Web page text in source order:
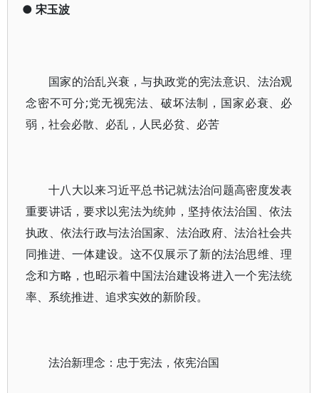
● 宋玉波
国家的治乱兴衰，与执政党的宪法意识、法治观
念密不可分;党无视宪法、破坏法制，国家必衰、必
弱，社会必散、必乱，人民必贫、必苦
十八大以来习近平总书记就法治问题高密度发表
重要讲话，要求以宪法为统帅，坚持依法治国、依法
执政、依法行政与法治国家、法治政府、法治社会共
同推进、一体建设。这不仅展示了新的法治思维、理
念和方略，也昭示着中国法治建设将进入一个宪法统
率、系统推进、追求实效的新阶段。
法治新理念：忠于宪法，依宪治国